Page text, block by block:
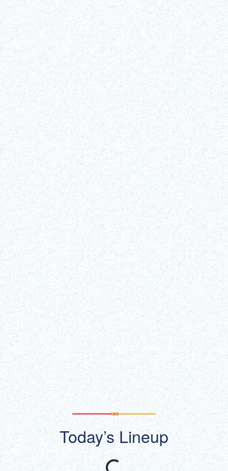
ら、ライブデモンストレーションや実践的なワークショップまで、歌舞
伎の世界を総合的にご紹介いたします。
すべて表示
Wed, Feb 4, 2026 - Mon, Dec 21, 2026
歌舞伎座ホール（歌舞伎座タワー5階）
チケット購入
（外部リンク）
一覧をみる
Today’s Lineup